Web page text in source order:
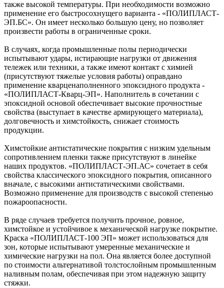
также высокой температуры. При необходимости возможно
применение его быстросохнущего варианта - «‎ПОЛИПЛАСТ-
ЭП.БС». Он имеет несколько большую цену, но позволяет
произвести работы в ограниченные сроки.
В случаях, когда промышленные полы периодически
испытывают удары, истирающие нагрузки от движения
тележек или техники, а также имеют контакт с химией
(присутствуют тяжелые условия работы) оправдано
применение кварценаполненного эпоксидного продукта -
«ПОЛИПЛАСТ-Кварц-ЭП‎». Наполнитель в сочетании с
эпоксидной основой обеспечивает высокие прочностные
свойства (выступает в качестве армирующего материала),
долговечность и химстойкость, снижает стоимость
продукции.
Химстойкие антистатические покрытия с низким удельным
сопротивлением пленки также присутствуют в линейке
наших продуктов. «ПОЛИПЛАСТ-ЭП.АС» сочетает в себя
свойства классического эпоксидного покрытия, описанного
вначале, с высокими антистатическими свойствами.
Возможно применение для производств с высокой степенью
пожароопасности.
В ряде случаев требуется получить прочное, ровное,
химстойкое и устойчивое к механической нагрузке покрытие.
Краска «ПОЛИПЛАСТ-100 ЭП‎» может использоваться для
зон, которые испытывают умеренные механические и
химические нагрузки на пол. Она является более доступной
по стоимости альтернативой толстослойным промышленным
наливным полам, обеспечивая при этом надежную защиту
стяжки.